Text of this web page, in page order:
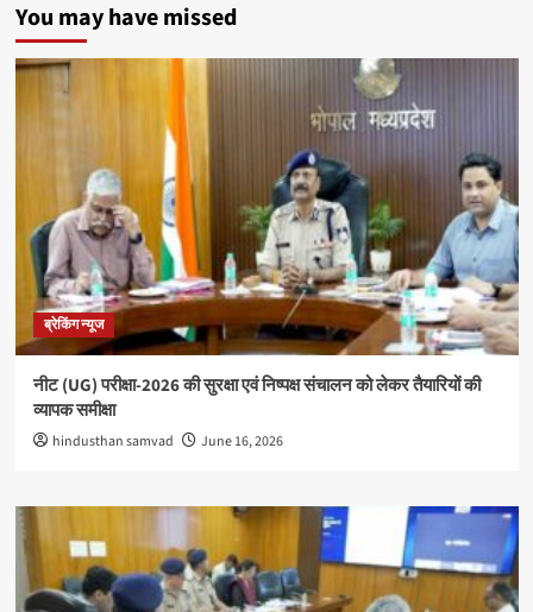
You may have missed
ब्रेकिंग न्यूज
नीट (UG) परीक्षा-2026 की सुरक्षा एवं निष्पक्ष संचालन को लेकर तैयारियों की
व्यापक समीक्षा
hindusthan samvad June 16, 2026